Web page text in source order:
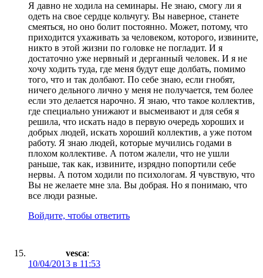
Я давно не ходила на семинары. Не знаю, смогу ли я
одеть на свое сердце кольчугу. Вы наверное, станете
смеяться, но оно болит постоянно. Может, потому, что
приходится ухаживать за человеком, которого, извините,
никто в этой жизни по головке не погладит. И я
достаточно уже нервный и дерганный человек. И я не
хочу ходить туда, где меня будут еще долбать, помимо
того, что и так долбают. По себе знаю, если гнобят,
ничего дельного лично у меня не получается, тем более
если это делается нарочно. Я знаю, что такое коллектив,
где специально унижают и высмеивают и для себя я
решила, что искать надо в первую очередь хороших и
добрых людей, искать хороший коллектив, а уже потом
работу. Я знаю людей, которые мучились годами в
плохом коллективе. А потом жалели, что не ушли
раньше, так как, извините, изрядно попортили себе
нервы. А потом ходили по психологам. Я чувствую, что
Вы не желаете мне зла. Вы добрая. Но я понимаю, что
все люди разные.
Войдите, чтобы ответить
vesca:
10/04/2013 в 11:53